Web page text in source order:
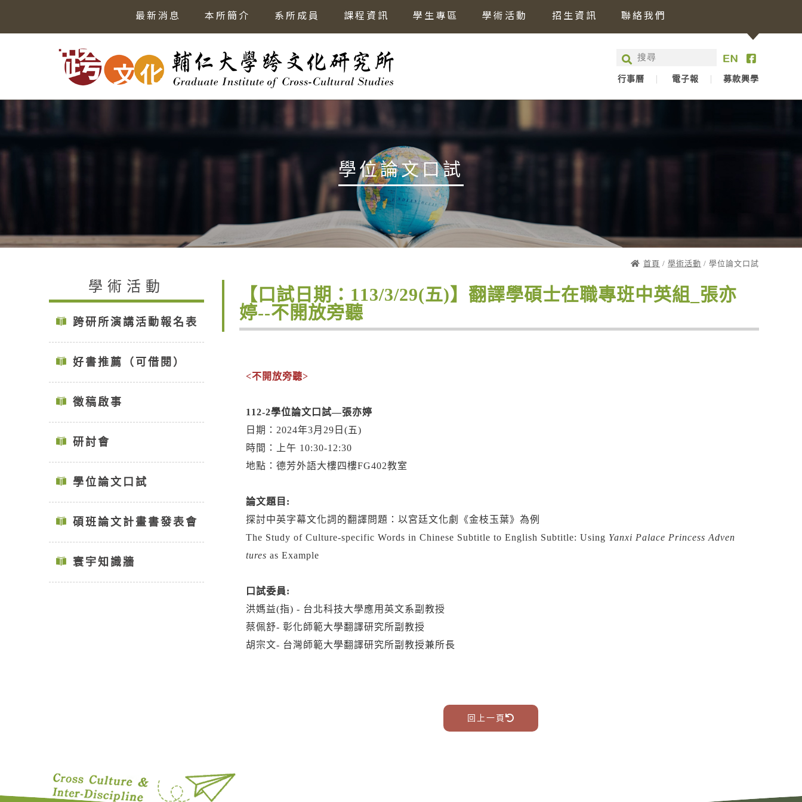
最新消息 本所簡介 系所成員 課程資訊 學生專區 學術活動 招生資訊 聯絡我們
行事曆 電子報 募款興學
學位論文口試
首頁 / 學術活動 / 學位論文口試
學術活動
跨研所演講活動報名表
好書推薦（可借閱）
徵稿啟事
研討會
學位論文口試
碩班論文計畫書發表會
寰宇知識牆
【口試日期：113/3/29(五)】翻譯學碩士在職專班中英組_張亦
婷--不開放旁聽
<不開放旁聽>
112-2學位論文口試—張亦婷
日期：2024年3月29日(五)
時間：上午 10:30-12:30
地點：德芳外語大樓四樓FG402教室
論文題目:
探討中英字幕文化詞的翻譯問題：以宮廷文化劇《金枝玉葉》為例
The Study of Culture-specific Words in Chinese Subtitle to English Subtitle: Using Yanxi Palace Princess Adven
tures as Example
口試委員:
洪媽益(指) - 台北科技大學應用英文系副教授
蔡佩舒- 彰化師範大學翻譯研究所副教授
胡宗文- 台灣師範大學翻譯研究所副教授兼所長
回上一頁